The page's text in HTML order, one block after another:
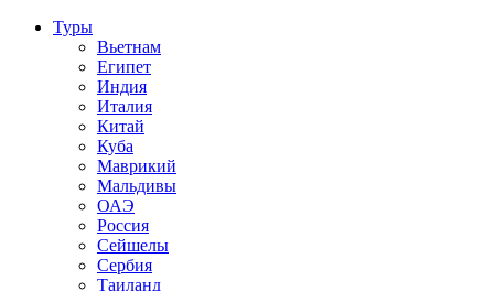
Туры
Вьетнам
Египет
Индия
Италия
Китай
Куба
Маврикий
Мальдивы
ОАЭ
Россия
Сейшелы
Сербия
Таиланд